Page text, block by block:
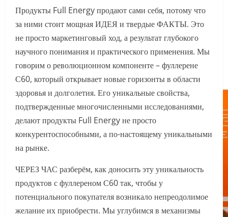
Продукты Full Energy продают сами себя, потому что
за ними стоит мощная ИДЕЯ и твердые ФАКТЫ. Это
не просто маркетинговый ход, а результат глубокого
научного понимания и практического применения. Мы
говорим о революционном компоненте – фуллерене
С60, который открывает новые горизонты в области
здоровья и долголетия. Его уникальные свойства,
подтвержденные многочисленными исследованиями,
делают продукты Full Energy не просто
конкурентоспособными, а по-настоящему уникальными
на рынке.
ЧЕРЕЗ ЧАС разберём, как доносить эту уникальность
продуктов с фуллереном С60 так, чтобы у
потенциального покупателя возникало непреодолимое
желание их приобрести. Мы углубимся в механизмы